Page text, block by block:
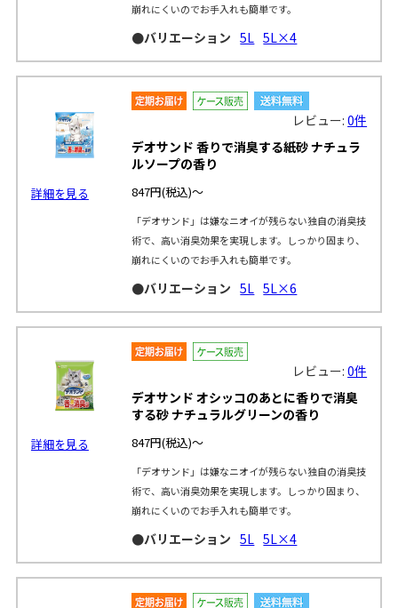
崩れにくいのでお手入れも簡単です。
●バリエーション 5L 5L×4
詳細を見る
レビュー:0件
デオサンド 香りで消臭する紙砂 ナチュラ
ルソープの香り
847円(税込)～
「デオサンド」は嫌なニオイが残らない独自の消臭技
術で、高い消臭効果を実現します。しっかり固まり、
崩れにくいのでお手入れも簡単です。
●バリエーション 5L 5L×6
詳細を見る
レビュー:0件
デオサンド オシッコのあとに香りで消臭
する砂 ナチュラルグリーンの香り
847円(税込)～
「デオサンド」は嫌なニオイが残らない独自の消臭技
術で、高い消臭効果を実現します。しっかり固まり、
崩れにくいのでお手入れも簡単です。
●バリエーション 5L 5L×4